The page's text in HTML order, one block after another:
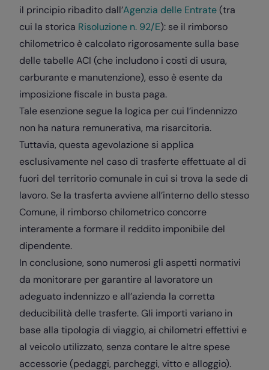
il principio ribadito dall’Agenzia delle Entrate (tra
cui la storica Risoluzione n. 92/E): se il rimborso
chilometrico è calcolato rigorosamente sulla base
delle tabelle ACI (che includono i costi di usura,
carburante e manutenzione), esso è esente da
imposizione fiscale in busta paga.
Tale esenzione segue la logica per cui l’indennizzo
non ha natura remunerativa, ma risarcitoria.
Tuttavia, questa agevolazione si applica
esclusivamente nel caso di trasferte effettuate al di
fuori del territorio comunale in cui si trova la sede di
lavoro. Se la trasferta avviene all’interno dello stesso
Comune, il rimborso chilometrico concorre
interamente a formare il reddito imponibile del
dipendente.
In conclusione, sono numerosi gli aspetti normativi
da monitorare per garantire al lavoratore un
adeguato indennizzo e all’azienda la corretta
deducibilità delle trasferte. Gli importi variano in
base alla tipologia di viaggio, ai chilometri effettivi e
al veicolo utilizzato, senza contare le altre spese
accessorie (pedaggi, parcheggi, vitto e alloggio).